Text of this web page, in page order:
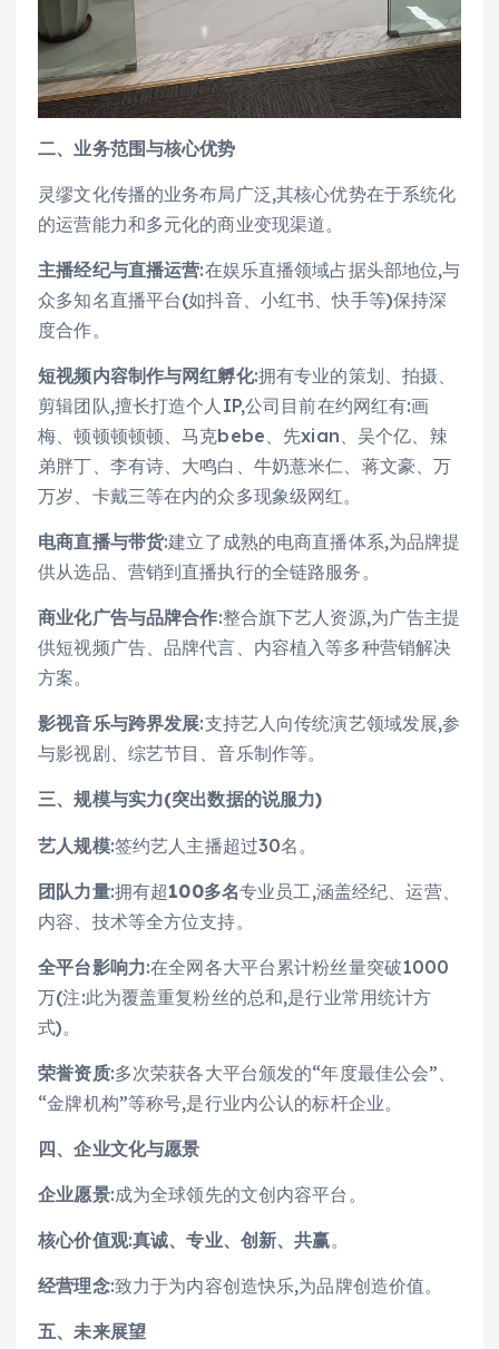
二、业务范围与核心优势
灵缪文化传播的业务布局广泛,其核心优势在于系统化
的运营能力和多元化的商业变现渠道。
主播经纪与直播运营:在娱乐直播领域占据头部地位,与
众多知名直播平台(如抖音、小红书、快手等)保持深
度合作。
短视频内容制作与网红孵化:拥有专业的策划、拍摄、
剪辑团队,擅长打造个人IP,公司目前在约网红有:画
梅、顿顿顿顿顿、马克bebe、先xian、吴个亿、辣
弟胖丁、李有诗、大鸣白、牛奶薏米仁、蒋文豪、万
万岁、卡戴三等在内的众多现象级网红。
电商直播与带货:建立了成熟的电商直播体系,为品牌提
供从选品、营销到直播执行的全链路服务。
商业化广告与品牌合作:整合旗下艺人资源,为广告主提
供短视频广告、品牌代言、内容植入等多种营销解决
方案。
影视音乐与跨界发展:支持艺人向传统演艺领域发展,参
与影视剧、综艺节目、音乐制作等。
三、规模与实力(突出数据的说服力)
艺人规模:签约艺人主播超过30名。
团队力量:拥有超100多名专业员工,涵盖经纪、运营、
内容、技术等全方位支持。
全平台影响力:在全网各大平台累计粉丝量突破1000
万(注:此为覆盖重复粉丝的总和,是行业常用统计方
式)。
荣誉资质:多次荣获各大平台颁发的“年度最佳公会”、
“金牌机构”等称号,是行业内公认的标杆企业。
四、企业文化与愿景
企业愿景:成为全球领先的文创内容平台。
核心价值观:真诚、专业、创新、共赢。
经营理念:致力于为内容创造快乐,为品牌创造价值。
五、未来展望